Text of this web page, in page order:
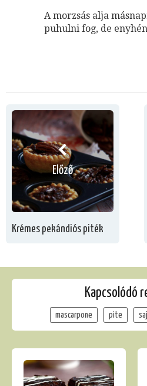
A morzsás alja
puhulni fog, de
Előző
Krémes pekándiós piték
Kapcsolódó
mascarpone pite